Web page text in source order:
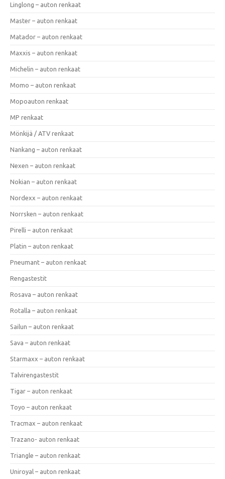
Linglong – auton renkaat
Master – auton renkaat
Matador – auton renkaat
Maxxis – auton renkaat
Michelin – auton renkaat
Momo – auton renkaat
Mopoauton renkaat
MP renkaat
Mönkijä / ATV renkaat
Nankang – auton renkaat
Nexen – auton renkaat
Nokian – auton renkaat
Nordexx – auton renkaat
Norrsken – auton renkaat
Pirelli – auton renkaat
Platin – auton renkaat
Pneumant – auton renkaat
Rengastestit
Rosava – auton renkaat
Rotalla – auton renkaat
Sailun – auton renkaat
Sava – auton renkaat
Starmaxx – auton renkaat
Talvirengastestit
Tigar – auton renkaat
Toyo – auton renkaat
Tracmax – auton renkaat
Trazano- auton renkaat
Triangle – auton renkaat
Uniroyal – auton renkaat